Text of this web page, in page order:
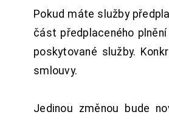
Pokud máte služby
část předplaceného
poskytované služby.
smlouvy.
Jedinou změnou bude